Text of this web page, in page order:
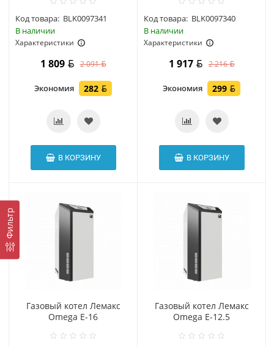
Фильтр
Код товара: BLK0097341
В наличии
Характеристики
1 809 2 091
Экономия 282
В КОРЗИНУ
Код товара: BLK0097340
В наличии
Характеристики
1 917 2 216
Экономия 299
В КОРЗИНУ
Газовый котел Лемакс
Omega E-16
Газовый котел Лемакс
Omega Е-12.5